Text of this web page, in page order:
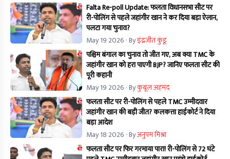
Falta Re-poll Update: फलता विधानसभा सीट पर
री-पोलिंग से पहले जहांगीर खान ने कर दिया बड़ा ऐलान,
पलटा गया चुनाव?
May 19 2026 · Byइंद्रजीत कुंडू
पश्चिम बंगाल का चुनाव तो जीत गए, अब क्या TMC के
जहांगीर खान को हरा पाएगी BJP? जानिए फलता सीट की
पूरी कहानी
May 19 2026 · Byकुबूल अहमद
फलता सीट पर री-पोलिंग से पहले TMC उम्मीदवार
जहांगीर खान की बड़ी जीत? कलकत्ता हाईकोर्ट ने दिया
बड़ा आदेश
May 18 2026 · Byअनुपम मिश्रा
फलता सीट पर फिर गरमाया पारा! री-पोलिंग से 72 घंटे